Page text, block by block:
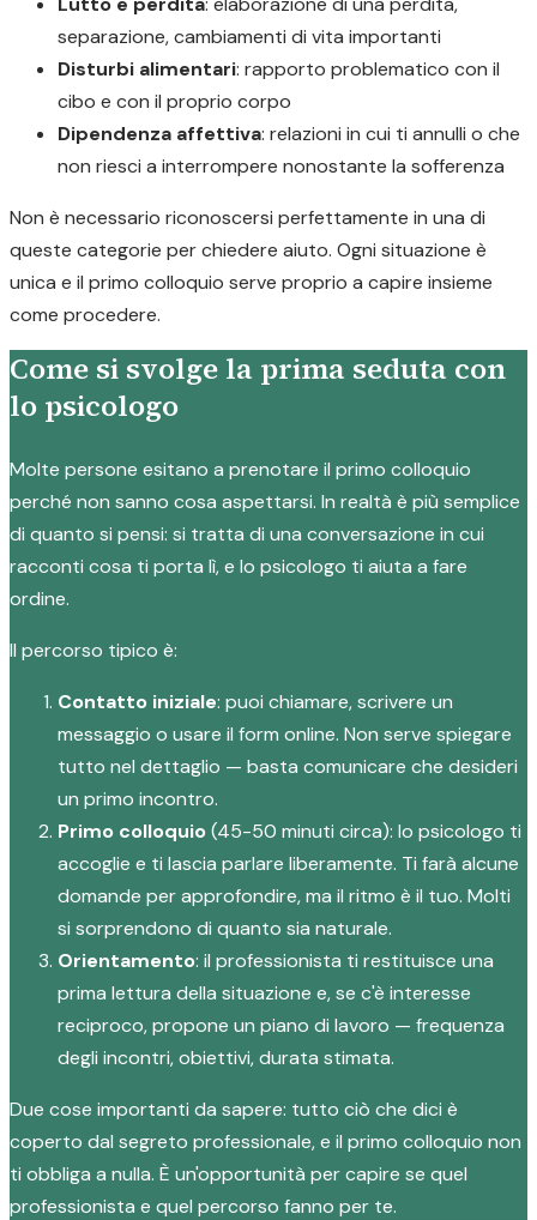
separazione, cambiamenti di vita importanti
Disturbi alimentari: rapporto problematico con il
cibo e con il proprio corpo
Dipendenza affettiva: relazioni in cui ti annulli o che
non riesci a interrompere nonostante la sofferenza
Non è necessario riconoscersi perfettamente in una di
queste categorie per chiedere aiuto. Ogni situazione è
unica e il primo colloquio serve proprio a capire insieme
come procedere.
Come si svolge la prima seduta con
lo psicologo
Molte persone esitano a prenotare il primo colloquio
perché non sanno cosa aspettarsi. In realtà è più semplice
di quanto si pensi: si tratta di una conversazione in cui
racconti cosa ti porta lì, e lo psicologo ti aiuta a fare
ordine.
Il percorso tipico è:
Contatto iniziale: puoi chiamare, scrivere un
messaggio o usare il form online. Non serve spiegare
tutto nel dettaglio — basta comunicare che desideri
un primo incontro.
Primo colloquio(45-50 minuti circa): lo psicologo ti
accoglie e ti lascia parlare liberamente. Ti farà alcune
domande per approfondire, ma il ritmo è il tuo. Molti
si sorprendono di quanto sia naturale.
Orientamento: il professionista ti restituisce una
prima lettura della situazione e, se c'è interesse
reciproco, propone un piano di lavoro — frequenza
degli incontri, obiettivi, durata stimata.
Due cose importanti da sapere: tutto ciò che dici è
coperto dal segreto professionale, e il primo colloquio non
ti obbliga a nulla. È un'opportunità per capire se quel
professionista e quel percorso fanno per te.